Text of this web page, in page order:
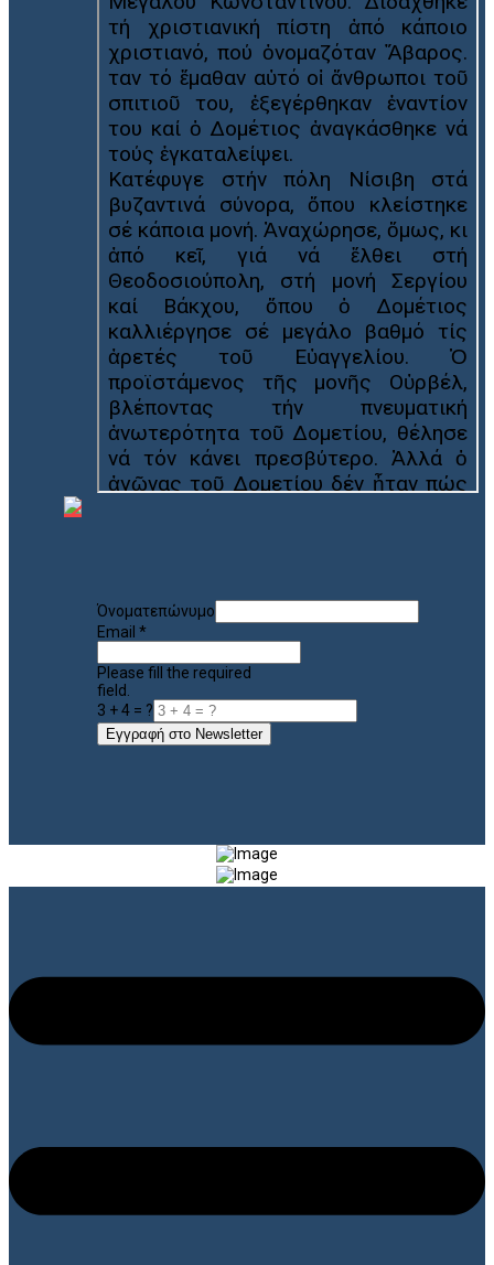
Όνοματεπώνυμο
Email *
Please fill the required
field.
3 + 4 = ?
Εγγραφή στο Newsletter